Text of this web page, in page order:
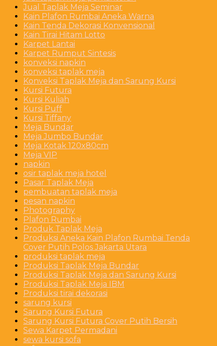
Jual Taplak Meja Seminar
Kain Plafon Rumbai Aneka Warna
Kain Tenda Dekorasi Konvensional
Kain Tirai Hitam Lotto
Karpet Lantai
Karpet Rumput Sintesis
konveksi napkin
konveksi taplak meja
Konveksi Taplak Meja dan Sarung Kursi
Kursi Futura
Kursi Kuliah
Kursi Puff
Kursi Tiffany
Meja Bundar
Meja Jumbo Bundar
Meja Kotak 120x80cm
Meja VIP
napkin
osir taplak meja hotel
Pasar Taplak Meja
pembuatan taplak meja
pesan napkin
Photography
Plafon Rumbai
Produk Taplak Meja
Produksi Aneka Kain Plafon Rumbai Tenda
Cover Putih Polos Jakarta Utara
produksi taplak meja
Produksi Taplak Meja Bundar
Produksi Taplak Meja dan Sarung Kursi
Produksi Taplak Meja IBM
Produksi tirai dekorasi
sarung kursi
Sarung Kursi Futura
Sarung Kursi Futura Cover Putih Bersih
Sewa Karpet Permadani
sewa kursi sofa